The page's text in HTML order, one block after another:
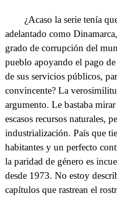
¿Acaso la serie tenía
adelantado como
grado de corrupción del
pueblo apoyando el pago
de sus servicios públicos,
convincente? La
argumento. Le bastaba
escasos recursos naturales,
industrialización. País que
habitantes y un perfecto
la paridad de género es
desde 1973. No estoy
capítulos que rastrean el